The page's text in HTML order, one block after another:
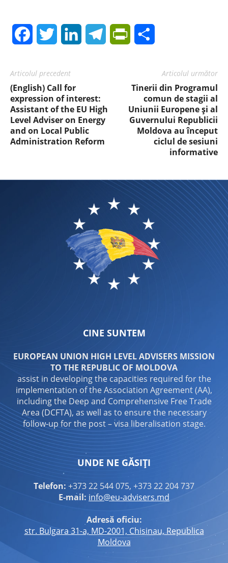
FacebookTwitter LinkedInTelegramPrintFriendly
Articolul precedent
(English) Call for
expression of interest:
Assistant of the EU High
Level Adviser on Energy
and on Local Public
Administration Reform
Articolul următor
Tinerii din Programul
comun de stagii al
Uniunii Europene și al
Guvernului Republicii
Moldova au început
ciclul de sesiuni
informative
CINE SUNTEM
EUROPEAN UNION HIGH LEVEL ADVISERS MISSION
TO THE REPUBLIC OF MOLDOVA
assist in developing the capacities required for the
implementation of the Association Agreement (AA),
including the Deep and Comprehensive Free Trade
Area (DCFTA), as well as to ensure the necessary
follow-up for the post – visa liberalisation stage.
UNDE NE GĂSIȚI
Telefon: +373 22 544 075, +373 22 204 737
E-mail: info@eu-advisers.md
Adresă oficiu:
str. Bulgara 31-a, MD-2001, Chisinau, Republica
Moldova